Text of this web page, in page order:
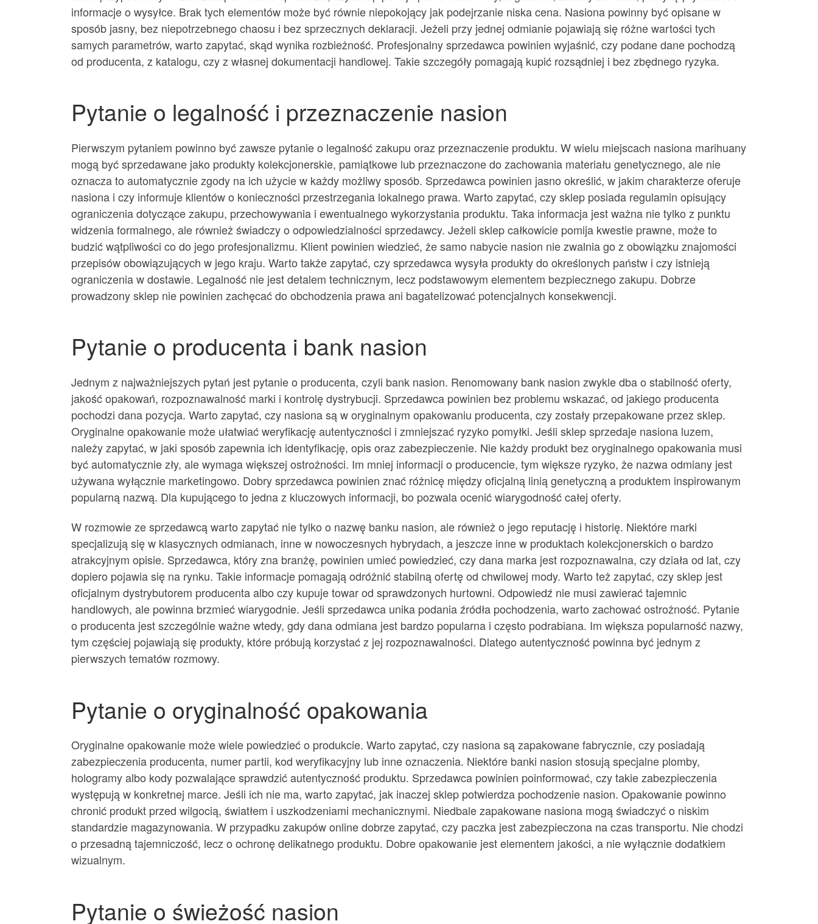
informacje o wysyłce. Brak tych elementów może być równie niepokojący jak podejrzanie niska cena. Nasiona powinny być opisane w
sposób jasny, bez niepotrzebnego chaosu i bez sprzecznych deklaracji. Jeżeli przy jednej odmianie pojawiają się różne wartości tych
samych parametrów, warto zapytać, skąd wynika rozbieżność. Profesjonalny sprzedawca powinien wyjaśnić, czy podane dane pochodzą
od producenta, z katalogu, czy z własnej dokumentacji handlowej. Takie szczegóły pomagają kupić rozsądniej i bez zbędnego ryzyka.
Pytanie o legalność i przeznaczenie nasion
Pierwszym pytaniem powinno być zawsze pytanie o legalność zakupu oraz przeznaczenie produktu. W wielu miejscach nasiona marihuany
mogą być sprzedawane jako produkty kolekcjonerskie, pamiątkowe lub przeznaczone do zachowania materiału genetycznego, ale nie
oznacza to automatycznie zgody na ich użycie w każdy możliwy sposób. Sprzedawca powinien jasno określić, w jakim charakterze oferuje
nasiona i czy informuje klientów o konieczności przestrzegania lokalnego prawa. Warto zapytać, czy sklep posiada regulamin opisujący
ograniczenia dotyczące zakupu, przechowywania i ewentualnego wykorzystania produktu. Taka informacja jest ważna nie tylko z punktu
widzenia formalnego, ale również świadczy o odpowiedzialności sprzedawcy. Jeżeli sklep całkowicie pomija kwestie prawne, może to
budzić wątpliwości co do jego profesjonalizmu. Klient powinien wiedzieć, że samo nabycie nasion nie zwalnia go z obowiązku znajomości
przepisów obowiązujących w jego kraju. Warto także zapytać, czy sprzedawca wysyła produkty do określonych państw i czy istnieją
ograniczenia w dostawie. Legalność nie jest detalem technicznym, lecz podstawowym elementem bezpiecznego zakupu. Dobrze
prowadzony sklep nie powinien zachęcać do obchodzenia prawa ani bagatelizować potencjalnych konsekwencji.
Pytanie o producenta i bank nasion
Jednym z najważniejszych pytań jest pytanie o producenta, czyli bank nasion. Renomowany bank nasion zwykle dba o stabilność oferty,
jakość opakowań, rozpoznawalność marki i kontrolę dystrybucji. Sprzedawca powinien bez problemu wskazać, od jakiego producenta
pochodzi dana pozycja. Warto zapytać, czy nasiona są w oryginalnym opakowaniu producenta, czy zostały przepakowane przez sklep.
Oryginalne opakowanie może ułatwiać weryfikację autentyczności i zmniejszać ryzyko pomyłki. Jeśli sklep sprzedaje nasiona luzem,
należy zapytać, w jaki sposób zapewnia ich identyfikację, opis oraz zabezpieczenie. Nie każdy produkt bez oryginalnego opakowania musi
być automatycznie zły, ale wymaga większej ostrożności. Im mniej informacji o producencie, tym większe ryzyko, że nazwa odmiany jest
używana wyłącznie marketingowo. Dobry sprzedawca powinien znać różnicę między oficjalną linią genetyczną a produktem inspirowanym
popularną nazwą. Dla kupującego to jedna z kluczowych informacji, bo pozwala ocenić wiarygodność całej oferty.
W rozmowie ze sprzedawcą warto zapytać nie tylko o nazwę banku nasion, ale również o jego reputację i historię. Niektóre marki
specjalizują się w klasycznych odmianach, inne w nowoczesnych hybrydach, a jeszcze inne w produktach kolekcjonerskich o bardzo
atrakcyjnym opisie. Sprzedawca, który zna branżę, powinien umieć powiedzieć, czy dana marka jest rozpoznawalna, czy działa od lat, czy
dopiero pojawia się na rynku. Takie informacje pomagają odróżnić stabilną ofertę od chwilowej mody. Warto też zapytać, czy sklep jest
oficjalnym dystrybutorem producenta albo czy kupuje towar od sprawdzonych hurtowni. Odpowiedź nie musi zawierać tajemnic
handlowych, ale powinna brzmieć wiarygodnie. Jeśli sprzedawca unika podania źródła pochodzenia, warto zachować ostrożność. Pytanie
o producenta jest szczególnie ważne wtedy, gdy dana odmiana jest bardzo popularna i często podrabiana. Im większa popularność nazwy,
tym częściej pojawiają się produkty, które próbują korzystać z jej rozpoznawalności. Dlatego autentyczność powinna być jednym z
pierwszych tematów rozmowy.
Pytanie o oryginalność opakowania
Oryginalne opakowanie może wiele powiedzieć o produkcie. Warto zapytać, czy nasiona są zapakowane fabrycznie, czy posiadają
zabezpieczenia producenta, numer partii, kod weryfikacyjny lub inne oznaczenia. Niektóre banki nasion stosują specjalne plomby,
hologramy albo kody pozwalające sprawdzić autentyczność produktu. Sprzedawca powinien poinformować, czy takie zabezpieczenia
występują w konkretnej marce. Jeśli ich nie ma, warto zapytać, jak inaczej sklep potwierdza pochodzenie nasion. Opakowanie powinno
chronić produkt przed wilgocią, światłem i uszkodzeniami mechanicznymi. Niedbale zapakowane nasiona mogą świadczyć o niskim
standardzie magazynowania. W przypadku zakupów online dobrze zapytać, czy paczka jest zabezpieczona na czas transportu. Nie chodzi
o przesadną tajemniczość, lecz o ochronę delikatnego produktu. Dobre opakowanie jest elementem jakości, a nie wyłącznie dodatkiem
wizualnym.
Pytanie o świeżość nasion